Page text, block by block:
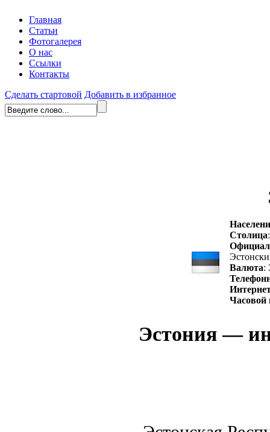
Главная
Статьи
Фотогалерея
О нас
Ссылки
Контакты
Сделать стартовой Добавить в избранное
Столица
Валюта:
Часовой
Эстония —